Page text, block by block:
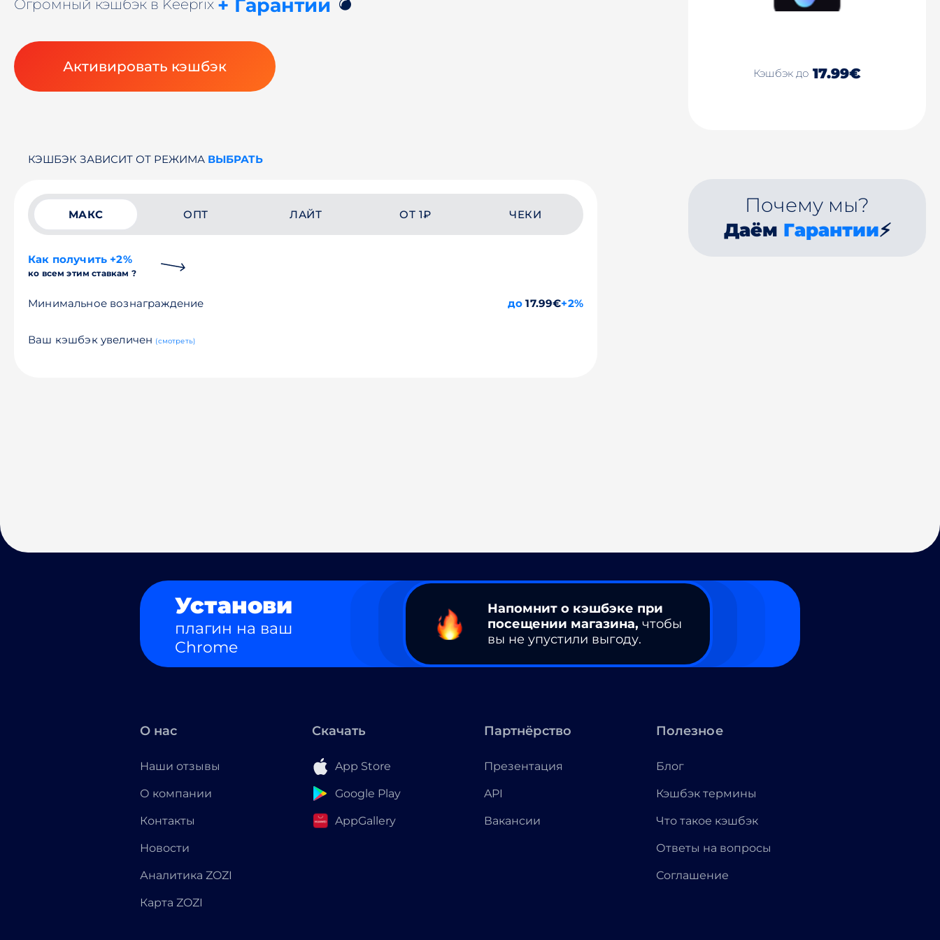
Огромный кэшбэк в Keeprix + Гарантии
Активировать кэшбэк Кэшбэк до 17.99€
КЭШБЭК ЗАВИСИТ ОТ РЕЖИМА ВЫБРАТЬ
МАКС ОПТ ЛАЙТ ОТ 1₽ ЧЕКИ
Как получить +2%
ко всем этим ставкам ?
Минимальное вознаграждение до 17.99€+2%
Ваш кэшбэк увеличен (смотреть)
Почему мы?
Даём Гарантии⚡
Установи
плагин на ваш
Chrome
Напомнит о кэшбэке при
посещении магазина, чтобы
вы не упустили выгоду.
О нас
Наши отзывы
О компании
Контакты
Новости
Аналитика ZOZI
Карта ZOZI
Скачать
App Store
Google Play
AppGallery
Партнёрство
Презентация
API
Вакансии
Полезное
Блог
Кэшбэк термины
Что такое кэшбэк
Ответы на вопросы
Соглашение